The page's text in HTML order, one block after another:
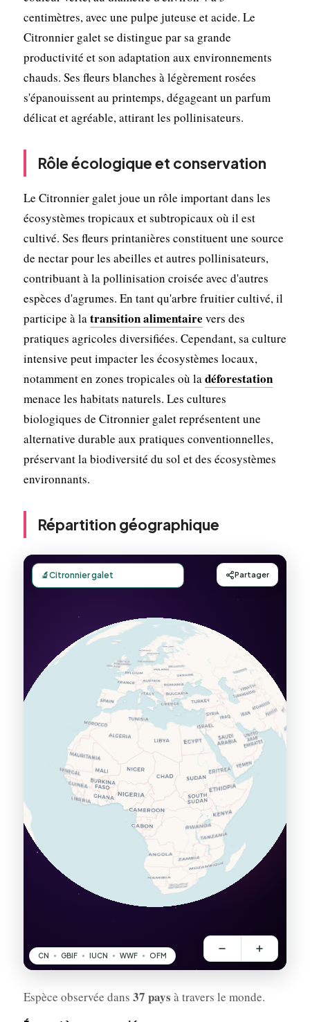
centimètres, avec une pulpe juteuse et acide. Le
Citronnier galet se distingue par sa grande
productivité et son adaptation aux environnements
chauds. Ses fleurs blanches à légèrement rosées
s'épanouissent au printemps, dégageant un parfum
délicat et agréable, attirant les pollinisateurs.
Rôle écologique et conservation
Le Citronnier galet joue un rôle important dans les
écosystèmes tropicaux et subtropicaux où il est
cultivé. Ses fleurs printanières constituent une source
de nectar pour les abeilles et autres pollinisateurs,
contribuant à la pollinisation croisée avec d'autres
espèces d'agrumes. En tant qu'arbre fruitier cultivé, il
participe à latransition alimentaire vers des
pratiques agricoles diversifiées. Cependant, sa culture
intensive peut impacter les écosystèmes locaux,
notamment en zones tropicales où ladéforestation
menace les habitats naturels. Les cultures
biologiques de Citronnier galet représentent une
alternative durable aux pratiques conventionnelles,
préservant la biodiversité du sol et des écosystèmes
environnants.
Répartition géographique
Espèce observée dans 37 pays à travers le monde.